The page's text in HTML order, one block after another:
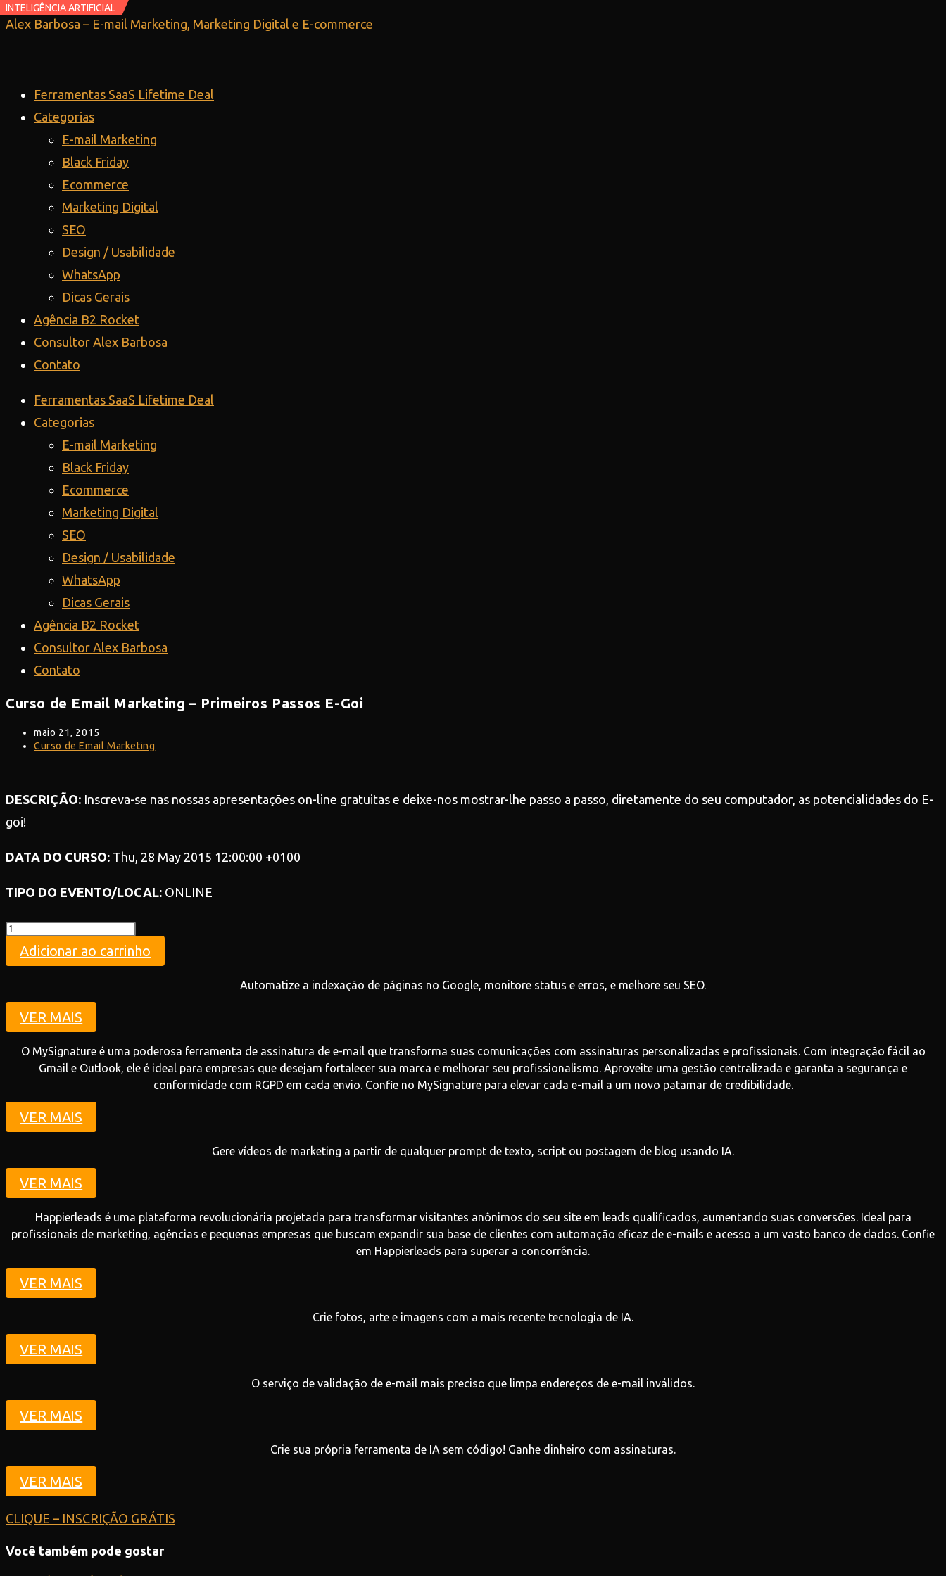
Ir
conteúdo
Alex Barbosa – E-mail Marketing, Marketing Digital e E-commerce
Ferramentas SaaS Lifetime Deal
Categorias
E-mail Marketing
Black Friday
Ecommerce
Marketing Digital
SEO
Design / Usabilidade
WhatsApp
Dicas Gerais
Agência B2 Rocket
Consultor Alex Barbosa
Contato
Ferramentas SaaS Lifetime Deal
Categorias
E-mail Marketing
Black Friday
Ecommerce
Marketing Digital
SEO
Design / Usabilidade
WhatsApp
Dicas Gerais
Agência B2 Rocket
Consultor Alex Barbosa
Contato
Curso de Email Marketing – Primeiros Passos E-Goi
Post
publicado:
maio 21, 2015
Categoria
Curso de Email Marketing
DESCRIÇÃO: Inscreva-se nas nossas apresentações on-line gratuitas e deixe-nos mostrar-lhe passo a passo, diretamente do seu computador, as potencialidades do E-
goi!
DATA DO CURSO: Thu, 28 May 2015 12:00:00 +0100
TIPO DO EVENTO/LOCAL: ONLINE
Teste
quantidade
Adicionar ao carrinho
Automatize a indexação de páginas no Google, monitore status e erros, e melhore seu SEO.
VER MAIS
O MySignature é uma poderosa ferramenta de assinatura de e-mail que transforma suas comunicações com assinaturas personalizadas e profissionais. Com integração fácil ao
Gmail e Outlook, ele é ideal para empresas que desejam fortalecer sua marca e melhorar seu profissionalismo. Aproveite uma gestão centralizada e garanta a segurança e
conformidade com RGPD em cada envio. Confie no MySignature para elevar cada e-mail a um novo patamar de credibilidade.
VER MAIS
INTELIGÊNCIA ARTIFICIAL
Gere vídeos de marketing a partir de qualquer prompt de texto, script ou postagem de blog usando IA.
VER MAIS
Happierleads é uma plataforma revolucionária projetada para transformar visitantes anônimos do seu site em leads qualificados, aumentando suas conversões. Ideal para
profissionais de marketing, agências e pequenas empresas que buscam expandir sua base de clientes com automação eficaz de e-mails e acesso a um vasto banco de dados. Confie
em Happierleads para superar a concorrência.
VER MAIS
INTELIGÊNCIA ARTIFICIAL
Crie fotos, arte e imagens com a mais recente tecnologia de IA.
VER MAIS
O serviço de validação de e-mail mais preciso que limpa endereços de e-mail inválidos.
VER MAIS
Crie sua própria ferramenta de IA sem código! Ganhe dinheiro com assinaturas.
VER MAIS
CLIQUE – INSCRIÇÃO GRÁTIS
Você também pode gostar